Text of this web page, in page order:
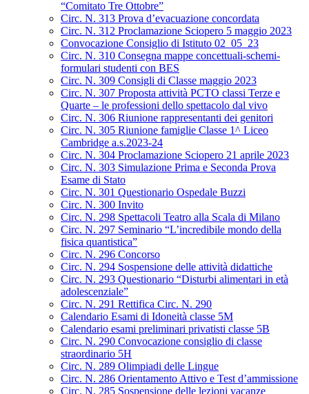
“Comitato Tre Ottobre”
Circ. N. 313 Prova d’evacuazione concordata
Circ. N. 312 Proclamazione Sciopero 5 maggio 2023
Convocazione Consiglio di Istituto 02_05_23
Circ. N. 310 Consegna mappe concettuali-schemi-
formulari studenti con BES
Circ. N. 309 Consigli di Classe maggio 2023
Circ. N. 307 Proposta attività PCTO classi Terze e
Quarte – le professioni dello spettacolo dal vivo
Circ. N. 306 Riunione rappresentanti dei genitori
Circ. N. 305 Riunione famiglie Classe 1^ Liceo
Cambridge a.s.2023-24
Circ. N. 304 Proclamazione Sciopero 21 aprile 2023
Circ. N. 303 Simulazione Prima e Seconda Prova
Esame di Stato
Circ. N. 301 Questionario Ospedale Buzzi
Circ. N. 300 Invito
Circ. N. 298 Spettacoli Teatro alla Scala di Milano
Circ. N. 297 Seminario “L’incredibile mondo della
fisica quantistica”
Circ. N. 296 Concorso
Circ. N. 294 Sospensione delle attività didattiche
Circ. N. 293 Questionario “Disturbi alimentari in età
adolescenziale”
Circ. N. 291 Rettifica Circ. N. 290
Calendario Esami di Idoneità classe 5M
Calendario esami preliminari privatisti classe 5B
Circ. N. 290 Convocazione consiglio di classe
straordinario 5H
Circ. N. 289 Olimpiadi delle Lingue
Circ. N. 286 Orientamento Attivo e Test d’ammissione
Circ. N. 285 Sospensione delle lezioni vacanze